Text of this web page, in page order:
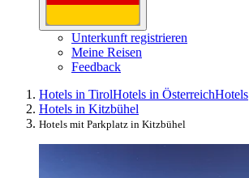
Unterkunft registrieren
Meine Reisen
Feedback
Hotels in TirolHotels in ÖsterreichHotels
Hotels in Kitzbühel
Hotels mit Parkplatz in Kitzbühel